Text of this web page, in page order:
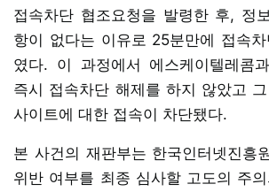
접속차단 협조요청을 발령한 후, 정
항이 없다는 이유로 25분만에 접속
였다. 이 과정에서 에스케이텔레콤
즉시 접속차단 해제를 하지 않았고
사이트에 대한 접속이 차단됐다.
본 사건의 재판부는 한국인터넷진흥
위반 여부를 최종 심사할 고도의 주